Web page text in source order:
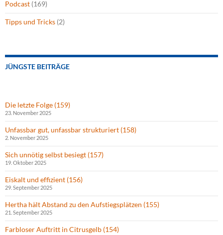
Podcast (169)
Tipps und Tricks (2)
JÜNGSTE BEITRÄGE
Die letzte Folge (159)
23. November 2025
Unfassbar gut, unfassbar strukturiert (158)
2. November 2025
Sich unnötig selbst besiegt (157)
19. Oktober 2025
Eiskalt und effizient (156)
29. September 2025
Hertha hält Abstand zu den Aufstiegsplätzen (155)
21. September 2025
Farbloser Auftritt in Citrusgelb (154)